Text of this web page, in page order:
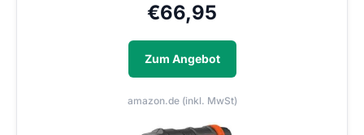
€66,95
Zum Angebot
amazon.de (inkl. MwSt)